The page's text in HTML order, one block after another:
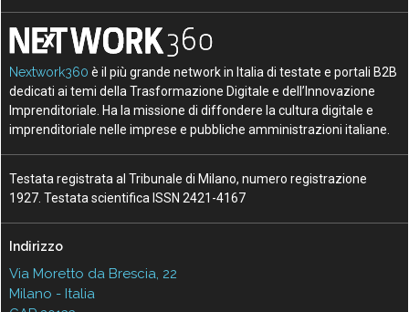
Nextwork360 è il più grande network in Italia di testate e portali B2B
dedicati ai temi della Trasformazione Digitale e dell’Innovazione
Imprenditoriale. Ha la missione di diffondere la cultura digitale e
imprenditoriale nelle imprese e pubbliche amministrazioni italiane.
Testata registrata al Tribunale di Milano, numero registrazione
1927. Testata scientifica ISSN 2421-4167
Indirizzo
Via Moretto da Brescia, 22
Milano - Italia